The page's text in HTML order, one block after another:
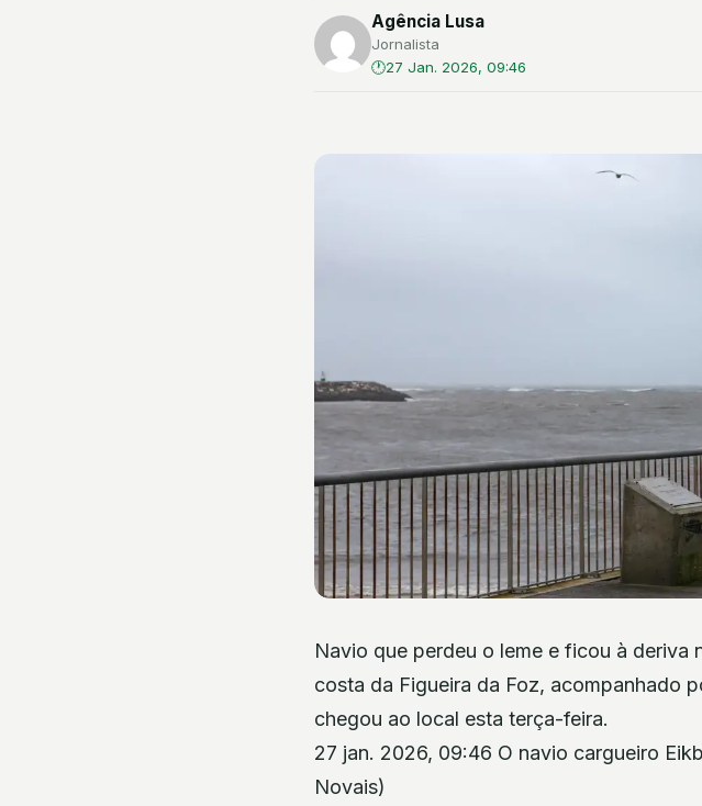
Agência Lusa
Jornalista
27 Jan. 2026, 09:46
Navio que perdeu o leme e ficou à
costa da Figueira da Foz, acompanhado
chegou ao local esta terça-feira.
27 jan. 2026, 09:46 O navio cargueiro
Novais)